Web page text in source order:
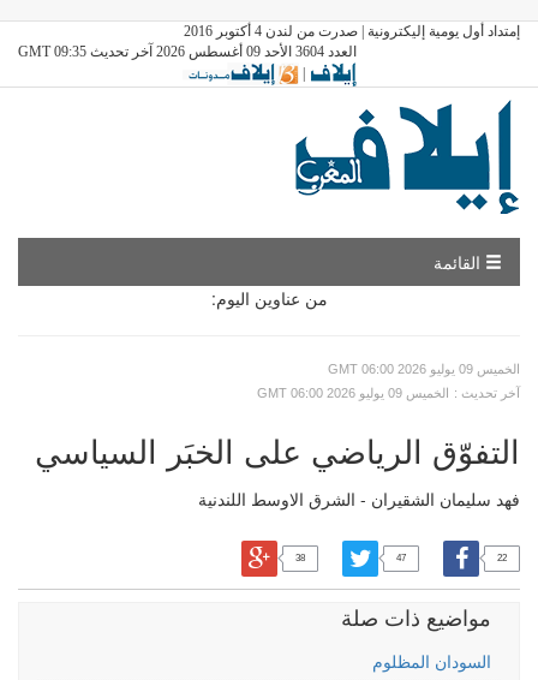
إمتداد أول يومية إليكترونية | صدرت من لندن 4 أكتوبر 2016
العدد 3604 الأحد 09 أغسطس 2026 آخر تحديث GMT 09:35
|
القائمة
من عناوين اليوم:
GMT الخميس 09 يوليو 2026 06:00
GMT الخميس 09 يوليو 2026 06:00
: آخر تحديث
التفوّق الرياضي على الخبَر السياسي
فهد سليمان الشقيران - الشرق الاوسط اللندنية
22
47
38
مواضيع ذات صلة
السودان المظلوم